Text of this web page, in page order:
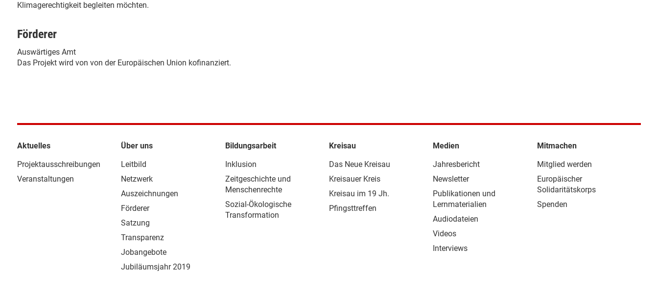
Klimagerechtigkeit begleiten möchten.
Förderer
Auswärtiges Amt
Das Projekt wird von von der Europäischen Union kofinanziert.
Aktuelles
Projektausschreibungen
Veranstaltungen
Über uns
Leitbild
Netzwerk
Auszeichnungen
Förderer
Satzung
Transparenz
Jobangebote
Jubiläumsjahr 2019
Bildungsarbeit
Inklusion
Zeitgeschichte und
Menschenrechte
Sozial-Ökologische
Transformation
Kreisau
Das Neue Kreisau
Kreisauer Kreis
Kreisau im 19 Jh.
Pfingsttreffen
Medien
Jahresbericht
Newsletter
Publikationen und
Lernmaterialien
Audiodateien
Videos
Interviews
Mitmachen
Mitglied werden
Europäischer
Solidaritätskorps
Spenden